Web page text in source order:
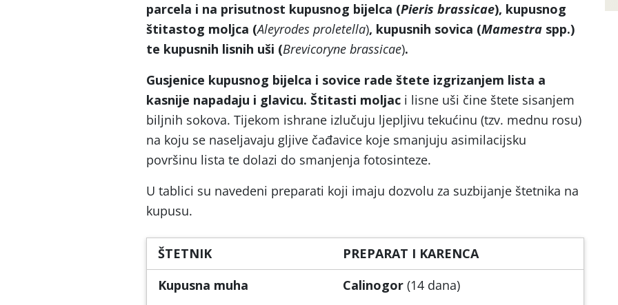
parcela i na prisutnost kupusnog bijelca (Pieris brassicae), kupusnog
štitastog moljca (Aleyrodes proletella), kupusnih sovica (Mamestra spp.)
te kupusnih lisnih uši (Brevicoryne brassicae).
Gusjenice kupusnog bijelca i sovice rade štete izgrizanjem lista a
kasnije napadaju i glavicu. Štitasti moljac i lisne uši čine štete sisanjem
biljnih sokova. Tijekom ishrane izlučuju ljepljivu tekućinu (tzv. mednu rosu)
na koju se naseljavaju gljive čađavice koje smanjuju asimilacijsku
površinu lista te dolazi do smanjenja fotosinteze.
U tablici su navedeni preparati koji imaju dozvolu za suzbijanje štetnika na
kupusu.
ŠTETNIK
PREPARAT I KARENCA
Kupusna muha
Calinogor (14 dana)